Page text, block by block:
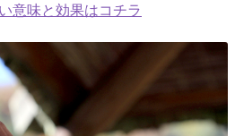
意味と効果はコチラ